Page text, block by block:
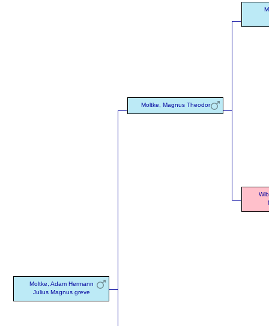
Moltke, Adam Hermann
Julius Magnus greve
Moltke, Magnus Theodor